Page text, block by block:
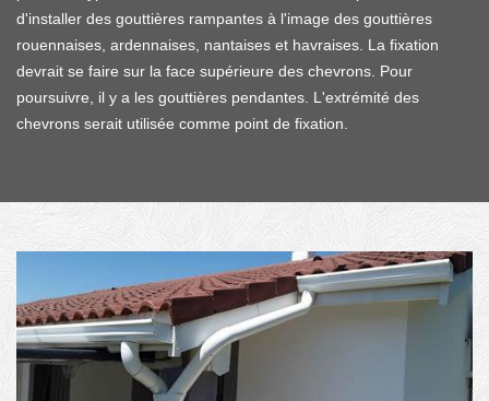
d'installer des gouttières rampantes à l'image des gouttières
rouennaises, ardennaises, nantaises et havraises. La fixation
devrait se faire sur la face supérieure des chevrons. Pour
poursuivre, il y a les gouttières pendantes. L'extrémité des
chevrons serait utilisée comme point de fixation.